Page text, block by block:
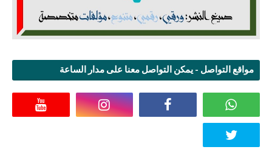
مواقع التواصل - يمكن التواصل معنا على مدار الساعة